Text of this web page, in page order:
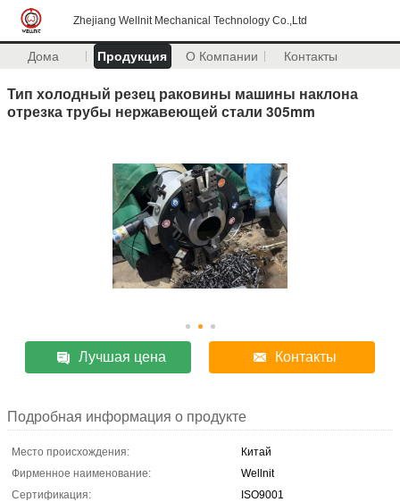
Zhejiang Wellnit Mechanical Technology Co.,Ltd
Дома Продукция О Компании Контакты
Тип холодный резец раковины машины наклона
отрезка трубы нержавеющей стали 305mm
Лучшая цена Контакты
Подробная информация о продукте
Место происхождения:
Китай
Фирменное наименование:
Wellnit
Сертификация:
ISO9001